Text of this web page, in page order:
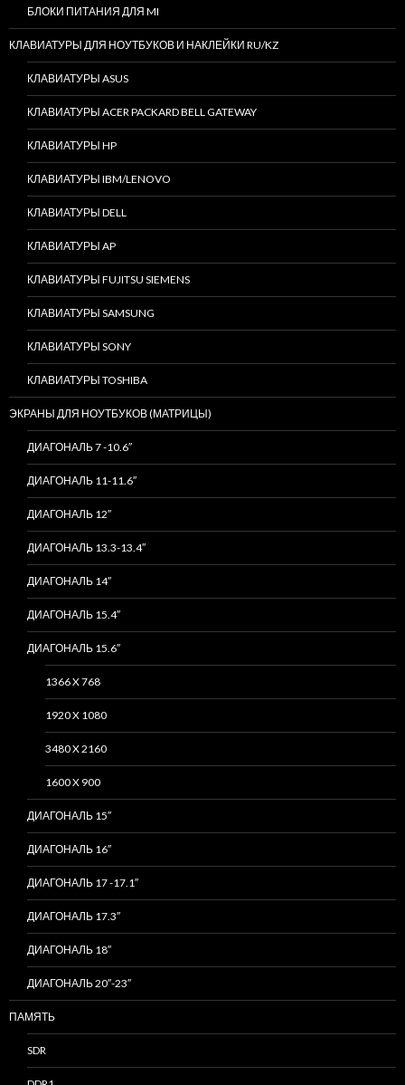
БЛОКИ ПИТАНИЯ ДЛЯ MI
КЛАВИАТУРЫ ДЛЯ НОУТБУКОВ И НАКЛЕЙКИ RU/KZ
КЛАВИАТУРЫ ASUS
КЛАВИАТУРЫ ACER PACKARD BELL GATEWAY
КЛАВИАТУРЫ HP
КЛАВИАТУРЫ IBM/LENOVO
КЛАВИАТУРЫ DELL
КЛАВИАТУРЫ AP
КЛАВИАТУРЫ FUJITSU SIEMENS
КЛАВИАТУРЫ SAMSUNG
КЛАВИАТУРЫ SONY
КЛАВИАТУРЫ TOSHIBA
ЭКРАНЫ ДЛЯ НОУТБУКОВ (МАТРИЦЫ)
ДИАГОНАЛЬ 7 -10.6″
ДИАГОНАЛЬ 11-11.6″
ДИАГОНАЛЬ 12″
ДИАГОНАЛЬ 13.3-13.4″
ДИАГОНАЛЬ 14″
ДИАГОНАЛЬ 15.4″
ДИАГОНАЛЬ 15.6″
1366 X 768
1920 X 1080
3480 X 2160
1600 X 900
ДИАГОНАЛЬ 15″
ДИАГОНАЛЬ 16″
ДИАГОНАЛЬ 17 -17.1″
ДИАГОНАЛЬ 17.3″
ДИАГОНАЛЬ 18″
ДИАГОНАЛЬ 20″-23″
ПАМЯТЬ
SDR